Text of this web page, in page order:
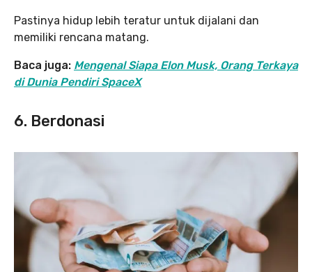
Pastinya hidup lebih teratur untuk dijalani dan
memiliki rencana matang.
Baca juga: Mengenal Siapa Elon Musk, Orang Terkaya
di Dunia Pendiri SpaceX
6. Berdonasi